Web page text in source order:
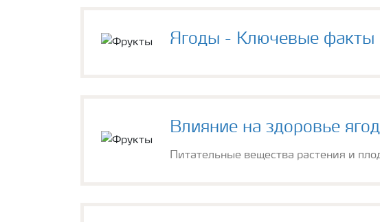
Ягоды - Ключевые факты
Влияние на здоровье ягод
Питательные вещества растения и